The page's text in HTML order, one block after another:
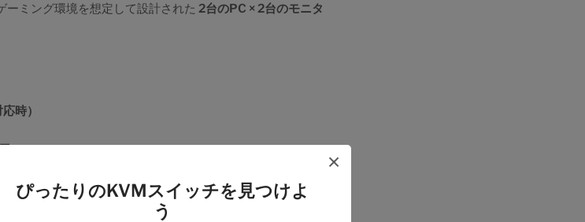
ミング環境を想定して設計された 2台のPC × 2台のモニタ
時）
）
ィブな映像性能を維持できる点が、一般的なKVMとの決定
×
ぴったりのKVMスイッチを見つけよ
う